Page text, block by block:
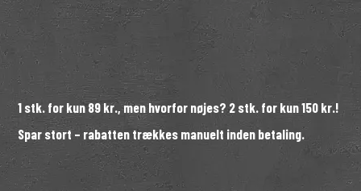
1 stk. for kun 89 kr., men hvorfor nøjes? 2 stk. for kun 150 kr.!
Spar stort – rabatten trækkes manuelt inden betaling.